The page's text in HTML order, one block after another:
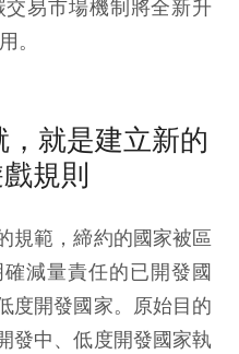
易市場機制將全新升
。
就是建立新的
規則
範，締約的國家被區
減量責任的已開發國
度開發國家。原始目的
發中、低度開發國家執